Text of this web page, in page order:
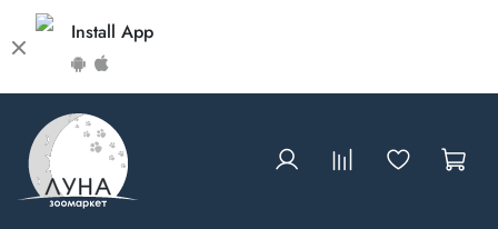
Install App